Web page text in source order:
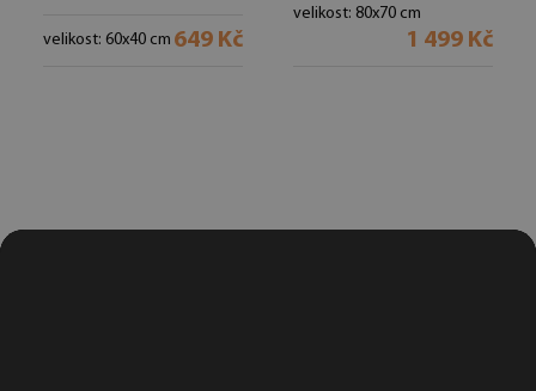
velikost: 60x40 cm 649 Kč
velikost: 80x70 cm
1 499 Kč